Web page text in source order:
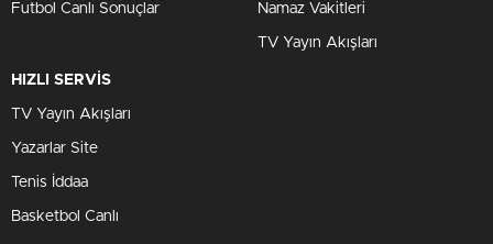
Futbol Canlı Sonuçlar Namaz Vakitleri
TV Yayın Akışları
HIZLI SERVİS
TV Yayın Akışları
Yazarlar Site
Tenis İddaa
Basketbol Canlı